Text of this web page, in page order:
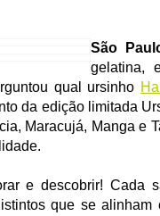
São
gelatina,
qual ursinho
da edição limitada
Maracujá, Manga e
e descobrir! Cada
que se